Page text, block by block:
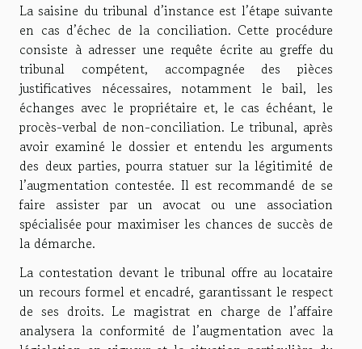
La saisine du tribunal d’instance est l’étape suivante
en cas d’échec de la conciliation. Cette procédure
consiste à adresser une requête écrite au greffe du
tribunal compétent, accompagnée des pièces
justificatives nécessaires, notamment le bail, les
échanges avec le propriétaire et, le cas échéant, le
procès-verbal de non-conciliation. Le tribunal, après
avoir examiné le dossier et entendu les arguments
des deux parties, pourra statuer sur la légitimité de
l’augmentation contestée. Il est recommandé de se
faire assister par un avocat ou une association
spécialisée pour maximiser les chances de succès de
la démarche.
La contestation devant le tribunal offre au locataire
un recours formel et encadré, garantissant le respect
de ses droits. Le magistrat en charge de l’affaire
analysera la conformité de l’augmentation avec la